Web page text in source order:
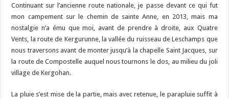
Continuant sur l’ancienne route nationale, je passe devant ce qui fut
mon campement sur le chemin de sainte Anne, en 2013, mais ma
nostalgie n’a ému que moi, avant de prendre à droite, aux Quatre
Vents, la route de Kergurunne, la vallée du ruisseau de Leschamps que
nous traversons avant de monter jusqu’à la chapelle Saint Jacques, sur
la route de Compostelle auquel nous tournons le dos, au milieu du joli
village de Kergohan.
La pluie s’est mise de la partie, mais avec retenue, le parapluie suffit à